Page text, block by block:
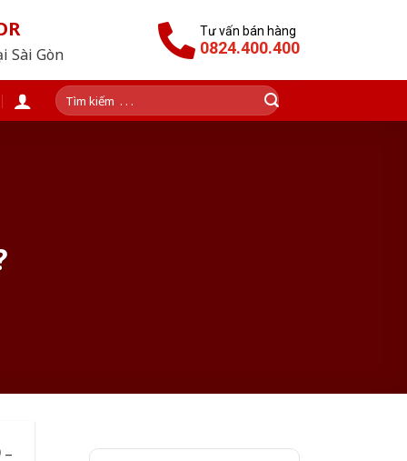
Sài Gòn
Tư vấn bán hàng
0824.400.400
Tìm
kiếm:
–